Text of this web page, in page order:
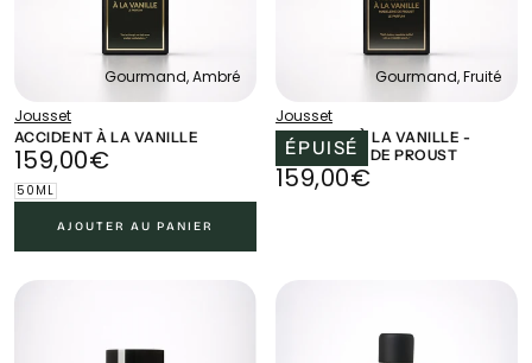
Gourmand, Ambré
Jousset
ACCIDENT À LA VANILLE
159,00€
PRIX
RÉGULIER
159,00€
50ML
AJOUTER AU PANIER
Gourmand, Fruité
Jousset
ACCIDENT À LA VANILLE -
MADELAINE DE PROUST
ÉPUISÉ
159,00€
PRIX
159,00€